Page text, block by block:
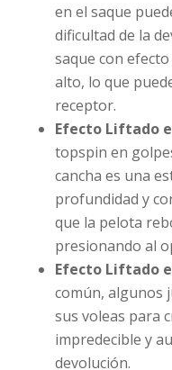
en el saque
dificultad de la
saque con
alto, lo que
receptor.
Efecto Liftado
topspin en
cancha es una
profundidad y
que la pelota
presionando al
Efecto Liftado
común, algunos
sus voleas para
impredecible y
devolución.